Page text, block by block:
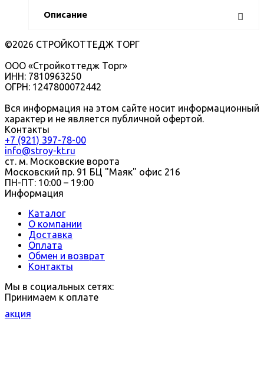
Описание
©2026 СТРОЙКОТТЕДЖ ТОРГ
ООО «Стройкоттедж Торг»
ИНН: 7810963250
ОГРН: 1247800072442
Вся информация на этом сайте носит информационный
характер и не является публичной офертой.
Контакты
+7 (921) 397-78-00
info@stroy-kt.ru
ст. м. Московские ворота
Московский пр. 91 БЦ "Маяк" офис 216
ПН-ПТ: 10:00 – 19:00
Информация
Каталог
О компании
Доставка
Оплата
Обмен и возврат
Контакты
Мы в социальных сетях:
Принимаем к оплате
акция